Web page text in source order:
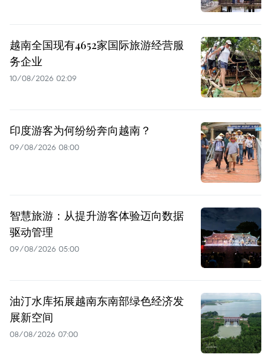
越南全国现有4652家国际旅游经营服
务企业
10/08/2026 02:09
印度游客为何纷纷奔向越南？
09/08/2026 08:00
智慧旅游：从提升游客体验迈向数据
驱动管理
09/08/2026 05:00
油汀水库拓展越南东南部绿色经济发
展新空间
08/08/2026 07:00